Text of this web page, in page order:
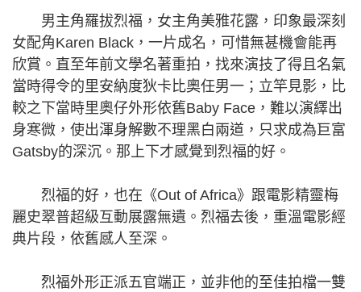
男主角羅拔烈福，女主角美雅花露，印象最深刻
女配角Karen Black，一片成名，可惜無甚機會能再
欣賞。直至年前文學名著重拍，找來演技了得且名氣
當時得令的里安納度狄卡比奧任男一；立竿見影，比
較之下當時里奧仔外形依舊Baby Face，難以演繹出
身寒微，使出渾身解數不理黑白兩道，只求成為巨富
Gatsby的深沉。那上下才感覺到烈福的好。
烈福的好，也在《Out of Africa》跟電影精靈梅
麗史翠普超級互動展露無遺。烈福去後，重溫電影經
典片段，依舊感人至深。
烈福外形正派五官端正，並非他的至佳拍檔一雙